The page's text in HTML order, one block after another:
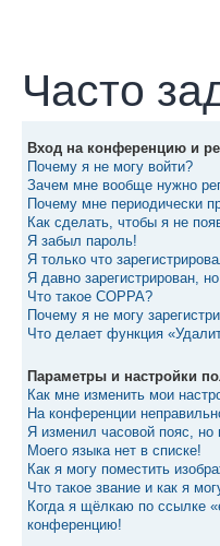
Часто
Вход на конференцию и
Почему я не могу войти?
Зачем мне вообще нужно
Почему мне периодически
Как сделать, чтобы я не
Я забыл пароль!
Я только что
Я давно зарегистрирован,
Что такое COPPA?
Почему я не могу
Что делает функция
Параметры и настройки
Как мне изменить мои
На конференции
Я изменил часовой пояс, но
Моего языка нет в списке!
Как я могу поместить
Что такое звание и как я
Когда я щёлкаю по ссылке
конференцию!